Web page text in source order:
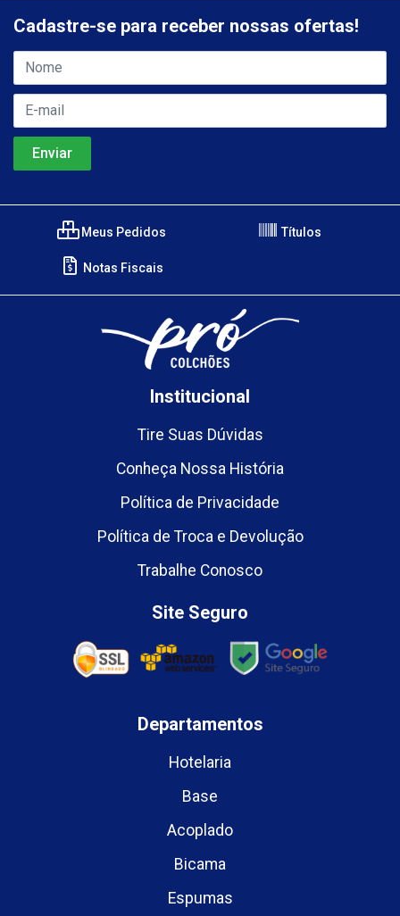
Cadastre-se para receber nossas ofertas!
Meus Pedidos Títulos
Notas Fiscais
Institucional
Tire Suas Dúvidas
Conheça Nossa História
Política de Privacidade
Política de Troca e Devolução
Trabalhe Conosco
Site Seguro
Departamentos
Hotelaria
Base
Acoplado
Bicama
Espumas